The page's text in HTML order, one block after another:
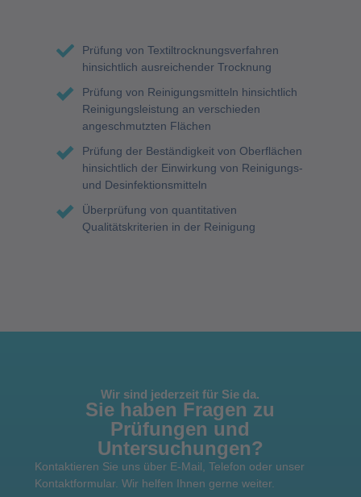
Prüfung von Textiltrocknungsverfahren
hinsichtlich ausreichender Trocknung
Prüfung von Reinigungsmitteln hinsichtlich
Reinigungsleistung an verschieden
angeschmutzten Flächen
Prüfung der Beständigkeit von Oberflächen
hinsichtlich der Einwirkung von Reinigungs-
und Desinfektionsmitteln
Überprüfung von quantitativen
Qualitätskriterien in der Reinigung
Wir sind jederzeit für Sie da.
Sie haben Fragen zu
Prüfungen und
Untersuchungen?
Kontaktieren Sie uns über E-Mail, Telefon oder unser
Kontaktformular. Wir helfen Ihnen gerne weiter.